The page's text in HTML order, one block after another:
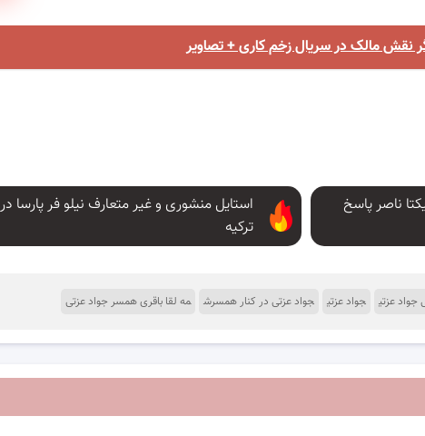
نقش مالک در سریال زخم کاری + تصاویر
استایل منشوری و غیر متعارف نیلو فر پارسا در
ترکیه
ناصر پاسخ
جواد عزتی جواد عزتی جواد عزتی در کنار همسرش مه لقا باقری همسر جواد عزتی